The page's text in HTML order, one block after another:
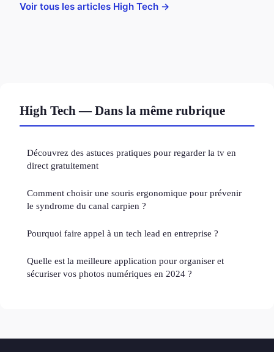
Voir tous les articles High Tech →
High Tech — Dans la même rubrique
Découvrez des astuces pratiques pour regarder la tv en
direct gratuitement
Comment choisir une souris ergonomique pour prévenir
le syndrome du canal carpien ?
Pourquoi faire appel à un tech lead en entreprise ?
Quelle est la meilleure application pour organiser et
sécuriser vos photos numériques en 2024 ?